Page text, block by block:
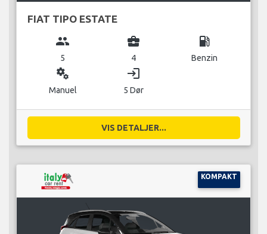
FIAT TIPO ESTATE
group
5
business_center
4
local_gas_station
Benzin
miscellaneous_services
Manuel
login
5 Dør
VIS DETALJER...
KOMPAKT